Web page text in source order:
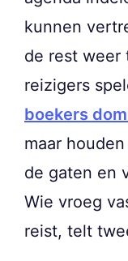
kunnen
de rest weer
reizigers
boekers
maar
de gaten en
Wie vroeg
reist, telt